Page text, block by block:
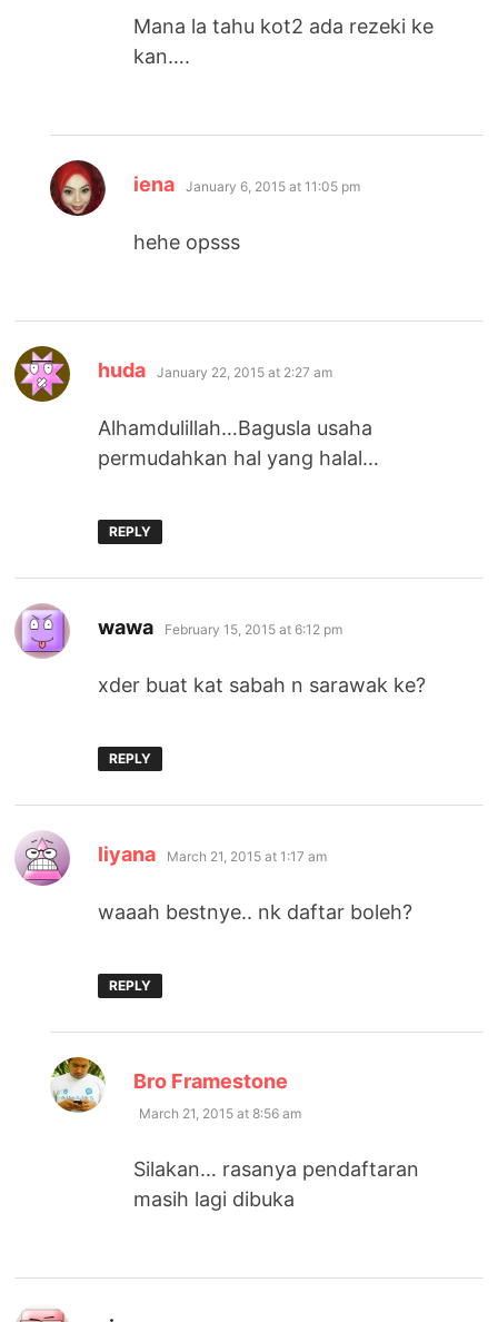
Mana la tahu kot2 ada rezeki ke
kan….
iena says:
January 6, 2015 at 11:05 pm
hehe opsss
huda says:
January 22, 2015 at 2:27 am
Alhamdulillah…Bagusla usaha
permudahkan hal yang halal…
REPLY
wawa says:
February 15, 2015 at 6:12 pm
xder buat kat sabah n sarawak ke?
REPLY
liyana says:
March 21, 2015 at 1:17 am
waaah bestnye.. nk daftar boleh?
REPLY
Bro Framestone
March 21, 2015 at 8:56 am
Silakan… rasanya pendaftaran
masih lagi dibuka